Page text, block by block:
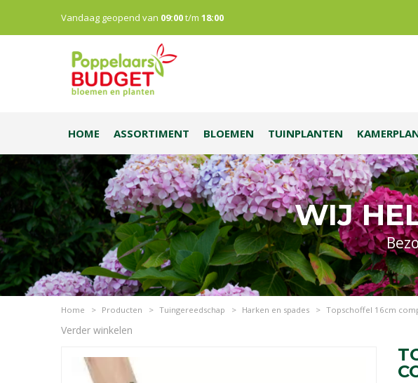
WIJ
Home > Producten > Tuingereedschap > Harken en spades > Topschoffel 16cm
Vandaag geopend van 09:00t/m 18:00
HOME ASSORTIMENT BLOEMEN TUINPLANTEN
Verder winkelen